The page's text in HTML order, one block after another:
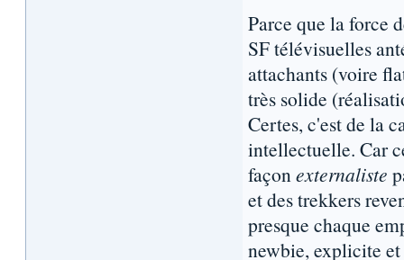
Parce que la force
SF télévisuelles
attachants (voire
très solide
Certes, c'est de la
intellectuelle. Car
façon externaliste
et des trekkers
presque chaque
newbie, explicite